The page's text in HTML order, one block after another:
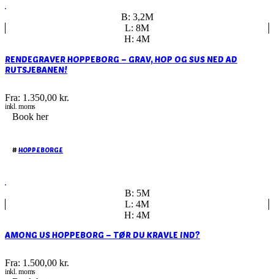
B: 3,2M
L: 8M
H: 4M
RENDEGRAVER HOPPEBORG – GRAV, HOP OG SUS NED AD
RUTSJEBANEN!
Fra: 1.350,00 kr.
inkl. moms
Book her
#HOPPEBORGE
B: 5M
L: 4M
H: 4M
AMONG US HOPPEBORG – TØR DU KRAVLE IND?
Fra: 1.500,00 kr.
inkl. moms